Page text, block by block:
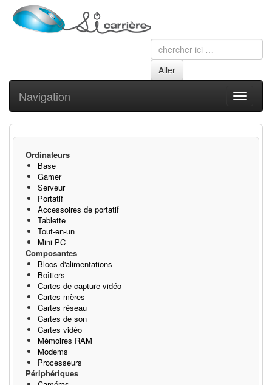
Toggle
Navigation
Ordinateurs
Base
Gamer
Serveur
Portatif
Accessoires de portatif
Tablette
Tout-en-un
Mini PC
Composantes
Blocs d'alimentations
Boîtiers
Cartes de capture vidéo
Cartes mères
Cartes réseau
Cartes de son
Cartes vidéo
Mémoires RAM
Modems
Processeurs
Périphériques